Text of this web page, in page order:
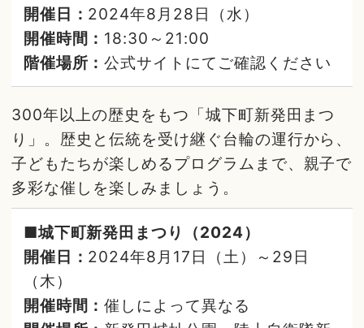
開催日： 2024年8月28日（水）
開催時間： 18:30～21:00
階催場所：公式サイトにてご確認ください
300年以上の歴史をもつ「城下町新発田まつ
り」。歴史と伝統を受け継ぐ台輪の運行から、
子どもたちが楽しめるプログラムまで、親子で
多彩な催しを楽しみましょう。
■城下町新発田まつり（2024）
開催日： 2024年8月17日（土）～29日
（木）
開催時間：催しによって異なる